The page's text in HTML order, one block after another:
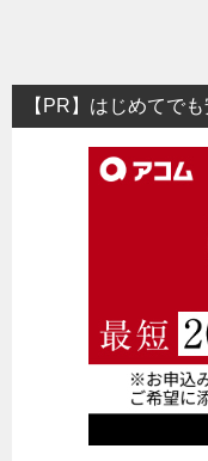
ビ
ゲ
【PR】はじめてで